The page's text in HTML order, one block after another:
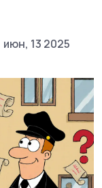
июн, 13 2025